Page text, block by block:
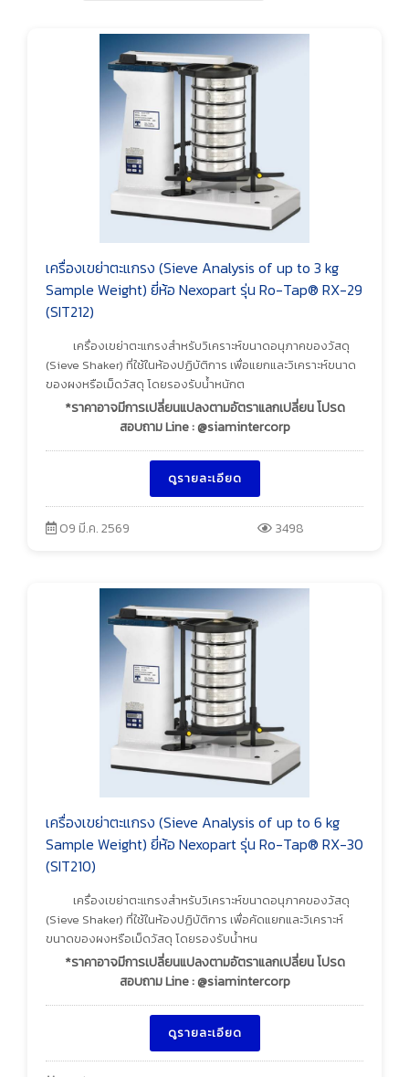
เครื่องเขย่าตะแกรง (Sieve Analysis of up to 3 kg
Sample Weight) ยี่ห้อ Nexopart รุ่น Ro-Tap® RX-29
(SIT212)
เครื่องเขย่าตะแกรงสำหรับวิเคราะห์ขนาดอนุภาคของวัสดุ
(Sieve Shaker) ที่ใช้ในห้องปฏิบัติการ เพื่อแยกและวิเคราะห์ขนาด
ของผงหรือเม็ดวัสดุ โดยรองรับน้ำหนักต
*ราคาอาจมีการเปลี่ยนแปลงตามอัตราแลกเปลี่ยน โปรด
สอบถาม Line : @siamintercorp
ดูรายละเอียด
09 มี.ค. 2569 3498
เครื่องเขย่าตะแกรง (Sieve Analysis of up to 6 kg
Sample Weight) ยี่ห้อ Nexopart รุ่น Ro-Tap® RX-30
(SIT210)
เครื่องเขย่าตะแกรงสำหรับวิเคราะห์ขนาดอนุภาคของวัสดุ
(Sieve Shaker) ที่ใช้ในห้องปฏิบัติการ เพื่อคัดแยกและวิเคราะห์
ขนาดของผงหรือเม็ดวัสดุ โดยรองรับน้ำหน
*ราคาอาจมีการเปลี่ยนแปลงตามอัตราแลกเปลี่ยน โปรด
สอบถาม Line : @siamintercorp
ดูรายละเอียด